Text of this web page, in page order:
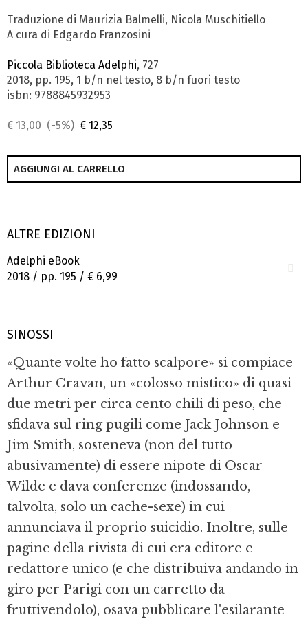
Traduzione di Maurizia Balmelli, Nicola Muschitiello
A cura di Edgardo Franzosini
Piccola Biblioteca Adelphi, 727
2018, pp. 195, 1 b/n nel testo, 8 b/n fuori testo
isbn: 9788845932953
€ 13,00 (-5%) € 12,35
AGGIUNGI AL CARRELLO
ALTRE EDIZIONI
Adelphi eBook
2018 / pp. 195 / € 6,99
SINOSSI
«Quante volte ho fatto scalpore» si compiace
Arthur Cravan, un «colosso mistico» di quasi
due metri per circa cento chili di peso, che
sfidava sul ring pugili come Jack Johnson e
Jim Smith, sosteneva (non del tutto
abusivamente) di essere nipote di Oscar
Wilde e dava conferenze (indossando,
talvolta, solo un cache-sexe) in cui
annunciava il proprio suicidio. Inoltre, sulle
pagine della rivista di cui era editore e
redattore unico (e che distribuiva andando in
giro per Parigi con un carretto da
fruttivendolo), osava pubblicare l'esilarante